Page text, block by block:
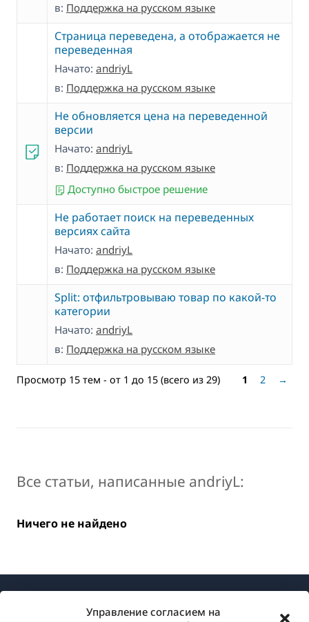
Управление согласием на
в: Поддержка на русском языке
Страница переведена, а отображается не
переведенная
Начато: andriyL
в: Поддержка на русском языке
Не обновляется цена на переведенной
версии
Начато: andriyL
в: Поддержка на русском языке
Доступно быстрое решение
Не работает поиск на переведенных
версиях сайта
Начато: andriyL
в: Поддержка на русском языке
Split: отфильтровываю товар по какой-то
категории
Начато: andriyL
в: Поддержка на русском языке
Просмотр 15 тем - от 1 до 15 (всего из 29) 1 2 →
Все статьи, написанные andriyL:
Ничего не найдено